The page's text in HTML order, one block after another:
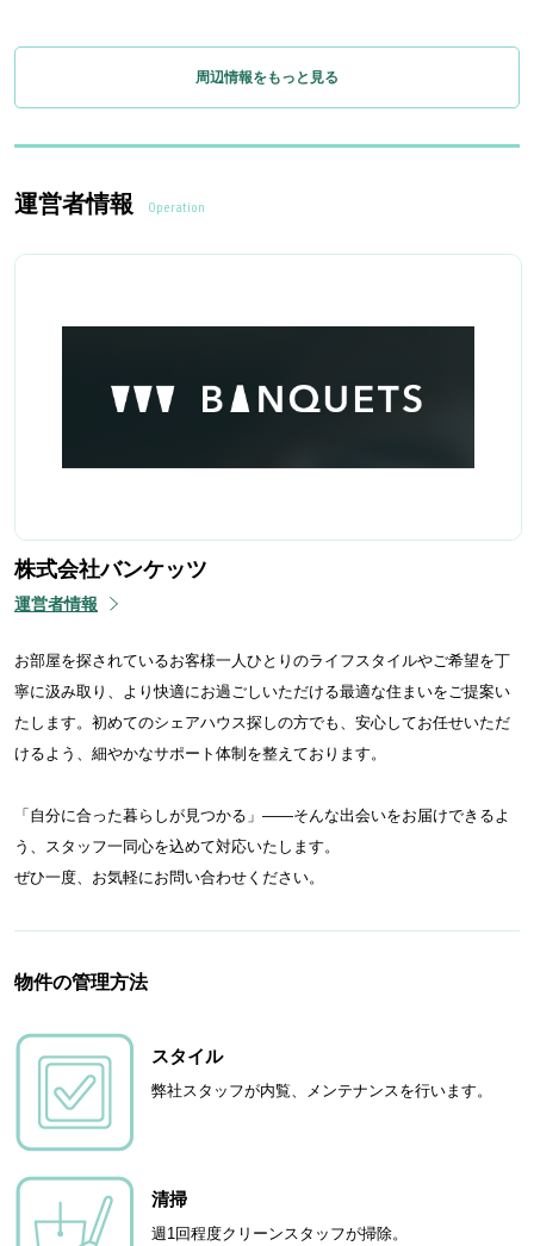
周辺情報をもっと見る
運営者情報 Operation
株式会社バンケッツ
運営者情報
お部屋を探されているお客様一人ひとりのライフスタイルやご希望を丁
寧に汲み取り、より快適にお過ごしいただける最適な住まいをご提案い
たします。初めてのシェアハウス探しの方でも、安心してお任せいただ
けるよう、細やかなサポート体制を整えております。
「自分に合った暮らしが見つかる」——そんな出会いをお届けできるよ
う、スタッフ一同心を込めて対応いたします。
ぜひ一度、お気軽にお問い合わせください。
物件の管理方法
スタイル
弊社スタッフが内覧、メンテナンスを行います。
清掃
週1回程度クリーンスタッフが掃除。